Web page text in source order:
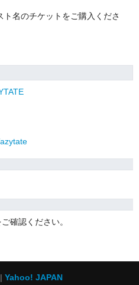
名のチケットをご購入くださ
ご確認ください。
Yahoo! JAPAN